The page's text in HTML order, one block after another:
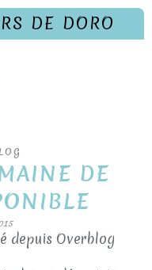
DE DORO
DE
depuis Overblog